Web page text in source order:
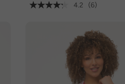
4.2
(6)